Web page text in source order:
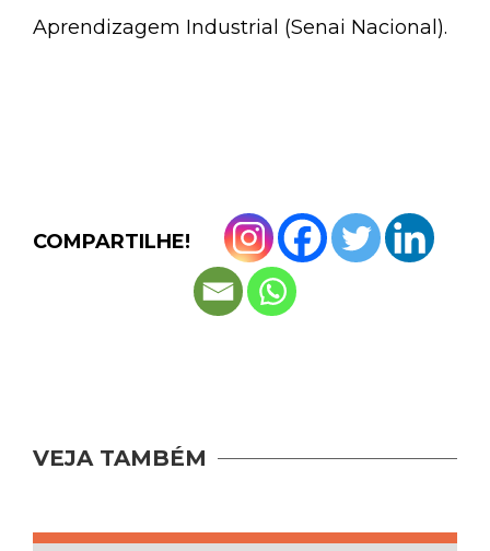
Aprendizagem Industrial (Senai Nacional).
COMPARTILHE!
VEJA TAMBÉM